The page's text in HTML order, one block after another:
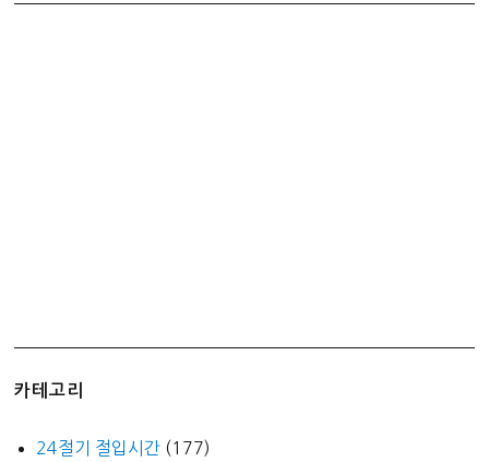
카테고리
24절기 절입시간 (177)